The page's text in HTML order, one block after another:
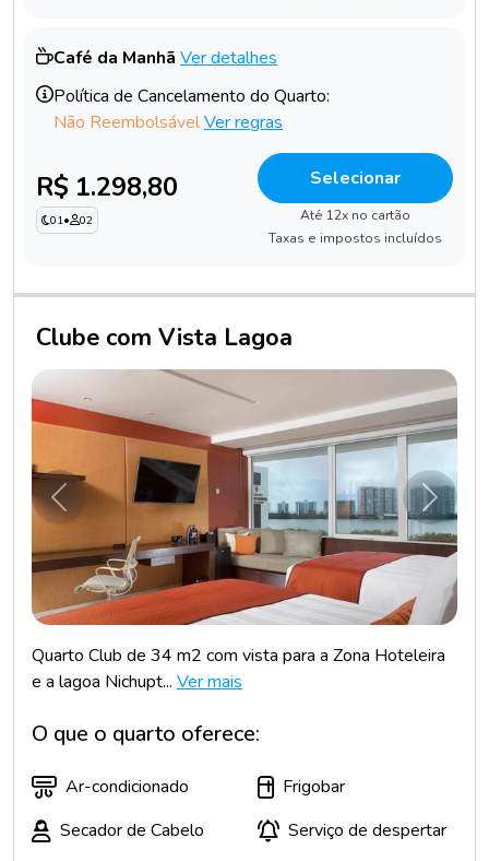
Café da Manhã Ver detalhes
Política de Cancelamento do Quarto:
Não ReembolsávelVer regras
R$ 1.298,80
01• 02
Selecionar
Até 12x no cartão
Taxas e impostos incluídos
Clube com Vista Lagoa
Anterior
Quarto Club de 34 m2 com vista para a Zona Hoteleira
e a lagoa Nichupt... Ver mais
O que o quarto oferece:
Ar-condicionado
Frigobar
Secador de Cabelo
Serviço de despertar